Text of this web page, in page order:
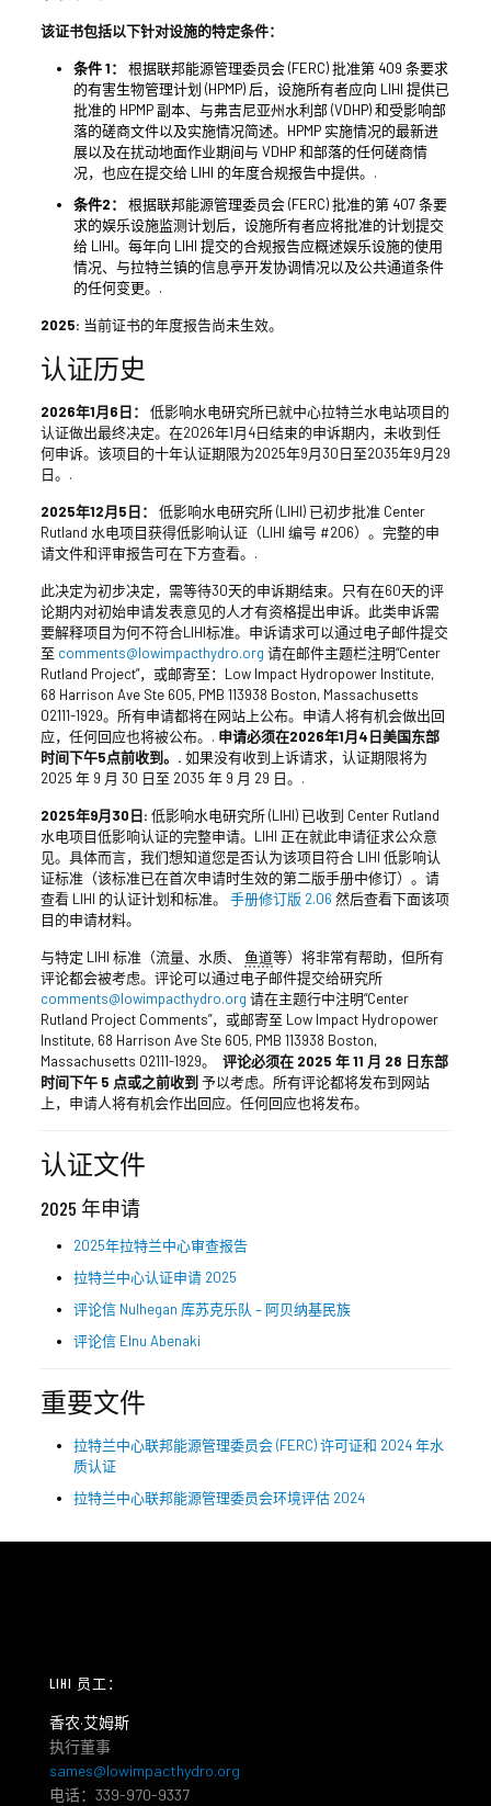
该证书包括以下针对设施的特定条件：
条件 1：
根据联邦能源管理委员会 (FERC) 批准第 409 条要求
的有害生物管理计划 (HPMP) 后，设施所有者应向 LIHI 提供已
批准的 HPMP 副本、与弗吉尼亚州水利部 (VDHP) 和受影响部
落的磋商文件以及实施情况简述。HPMP 实施情况的最新进
展以及在扰动地面作业期间与 VDHP 和部落的任何磋商情
况，也应在提交给 LIHI 的年度合规报告中提供。.
条件2：
根据联邦能源管理委员会 (FERC) 批准的第 407 条要
求的娱乐设施监测计划后，设施所有者应将批准的计划提交
给 LIHI。每年向 LIHI 提交的合规报告应概述娱乐设施的使用
情况、与拉特兰镇的信息亭开发协调情况以及公共通道条件
的任何变更。.
2025: 当前证书的年度报告尚未生效。
认证历史
2026年1月6日：
低影响水电研究所已就中心拉特兰水电站项目的
认证做出最终决定。在2026年1月4日结束的申诉期内，未收到任
何申诉。该项目的十年认证期限为2025年9月30日至2035年9月29
日。.
2025年12月5日：
低影响水电研究所 (LIHI) 已初步批准 Center
Rutland 水电项目获得低影响认证（LIHI 编号 #206）。完整的申
请文件和评审报告可在下方查看。.
此决定为初步决定，需等待30天的申诉期结束。只有在60天的评
论期内对初始申请发表意见的人才有资格提出申诉。此类申诉需
要解释项目为何不符合LIHI标准。申诉请求可以通过电子邮件提交
至 comments@lowimpacthydro.org 请在邮件主题栏注明“Center
Rutland Project”，或邮寄至：Low Impact Hydropower Institute,
68 Harrison Ave Ste 605, PMB 113938 Boston, Massachusetts
02111-1929。所有申请都将在网站上公布。申请人将有机会做出回
应，任何回应也将被公布。. 申请必须在2026年1月4日美国东部
时间下午5点前收到。. 如果没有收到上诉请求，认证期限将为
2025 年 9 月 30 日至 2035 年 9 月 29 日。.
2025年9月30日: 低影响水电研究所 (LIHI) 已收到 Center Rutland
水电项目低影响认证的完整申请。LIHI 正在就此申请征求公众意
见。具体而言，我们想知道您是否认为该项目符合 LIHI 低影响认
证标准（该标准已在首次申请时生效的第二版手册中修订）。请
查看 LIHI 的认证计划和标准。 手册修订版 2.06 然后查看下面该项
目的申请材料。
与特定 LIHI 标准（流量、水质、 鱼道等）将非常有帮助，但所有
评论都会被考虑。评论可以通过电子邮件提交给研究所
comments@lowimpacthydro.org 请在主题行中注明“Center
Rutland Project Comments”，或邮寄至 Low Impact Hydropower
Institute, 68 Harrison Ave Ste 605, PMB 113938 Boston,
Massachusetts 02111-1929。 评论必须在 2025 年 11 月 28 日东部
时间下午 5 点或之前收到 予以考虑。所有评论都将发布到网站
上，申请人将有机会作出回应。任何回应也将发布。
认证文件
2025 年申请
2025年拉特兰中心审查报告
拉特兰中心认证申请 2025
评论信 Nulhegan 库苏克乐队 – 阿贝纳基民族
评论信 Elnu Abenaki
重要文件
拉特兰中心联邦能源管理委员会 (FERC) 许可证和 2024 年水
质认证
拉特兰中心联邦能源管理委员会环境评估 2024
LIHI 员工：
香农·艾姆斯
执行董事
sames@lowimpacthydro.org
电话：339-970-9337